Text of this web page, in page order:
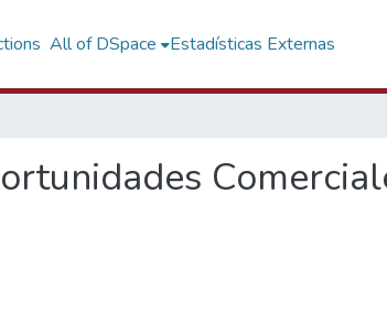
All of DSpace Estadísticas Externas